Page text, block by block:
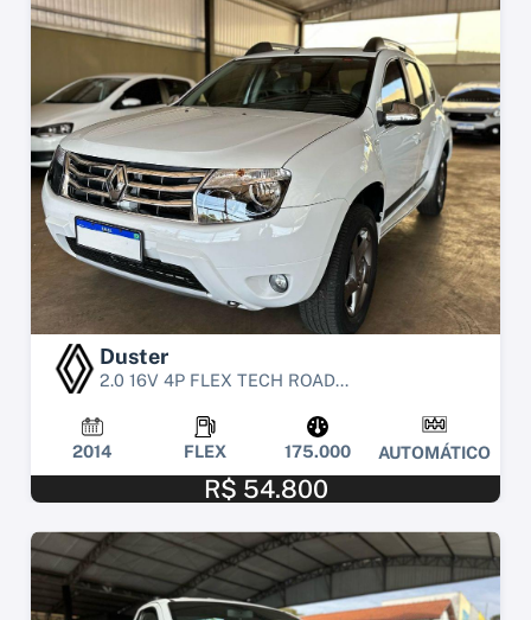
Duster
2.0 16V 4P FLEX TECH ROAD...
2014 FLEX 175.000 AUTOMÁTICO
R$ 54.800